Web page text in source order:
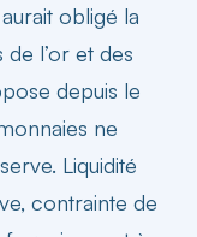
obligé la
de l’or et des
depuis le
ne
Liquidité
contrainte de